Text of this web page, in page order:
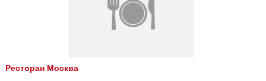
Ресторан Москва